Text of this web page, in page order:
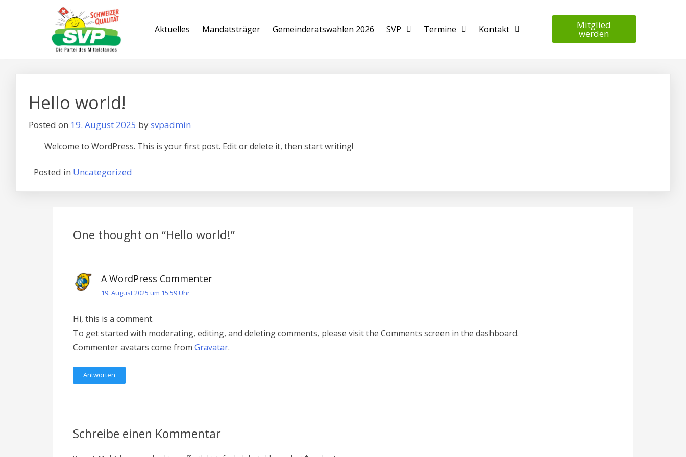
Aktuelles Mandatsträger Gemeinderatswahlen 2026 SVP Termine Kontakt Mitglied
werden
Hello world!
Posted on 19. August 2025 bysvpadmin
Welcome to WordPress. This is your first post. Edit or delete it, then start writing!
Posted in Uncategorized
One thought on “Hello world!”
A WordPress Commenter
19. August 2025 um 15:59 Uhr
Hi, this is a comment.
To get started with moderating, editing, and deleting comments, please visit the Comments screen in the dashboard.
Commenter avatars come fromGravatar.
Antworten
Schreibe einen Kommentar